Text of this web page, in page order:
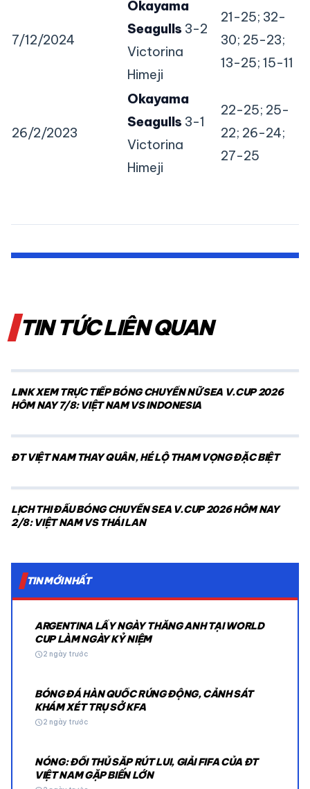
7/12/2024
Okayama
Seagulls 3-2
Victorina
Himeji
21-25; 32-
30; 25-23;
13-25; 15-11
26/2/2023
Okayama
Seagulls 3-1
Victorina
Himeji
22-25; 25-
22; 26-24;
27-25
TIN TỨC LIÊN QUAN
LINK XEM TRỰC TIẾP BÓNG CHUYỀN NỮ SEA V.CUP 2026
HÔM NAY 7/8: VIỆT NAM VS INDONESIA
ĐT VIỆT NAM THAY QUÂN, HÉ LỘ THAM VỌNG ĐẶC BIỆT
LỊCH THI ĐẤU BÓNG CHUYỀN SEA V.CUP 2026 HÔM NAY
2/8: VIỆT NAM VS THÁI LAN
TIN MỚI NHẤT
ARGENTINA LẤY NGÀY THẮNG ANH TẠI WORLD
CUP LÀM NGÀY KỶ NIỆM
schedule2 ngày trước
BÓNG ĐÁ HÀN QUỐC RÚNG ĐỘNG, CẢNH SÁT
KHÁM XÉT TRỤ SỞ KFA
schedule2 ngày trước
NÓNG: ĐỐI THỦ SẮP RÚT LUI, GIẢI FIFA CỦA ĐT
VIỆT NAM GẶP BIẾN LỚN